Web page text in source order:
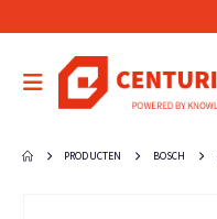
PRODUCTEN BOSCH